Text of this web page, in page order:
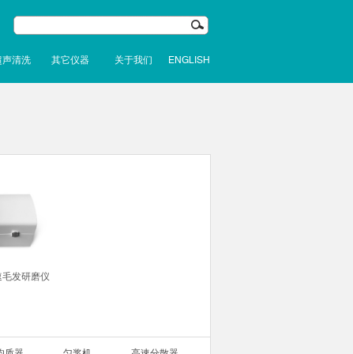
声清洗 其它仪器 关于我们 ENGLISH
发研磨仪